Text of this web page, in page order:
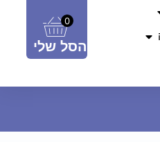
0
הסל שלי